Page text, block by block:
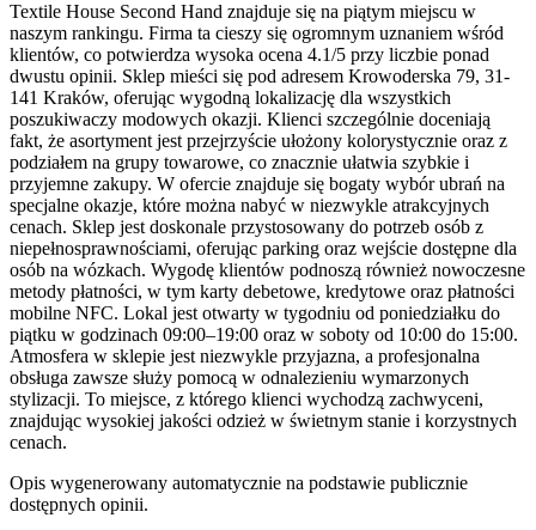
Textile House Second Hand znajduje się na piątym miejscu w
naszym rankingu. Firma ta cieszy się ogromnym uznaniem wśród
klientów, co potwierdza wysoka ocena 4.1/5 przy liczbie ponad
dwustu opinii. Sklep mieści się pod adresem Krowoderska 79, 31-
141 Kraków, oferując wygodną lokalizację dla wszystkich
poszukiwaczy modowych okazji. Klienci szczególnie doceniają
fakt, że asortyment jest przejrzyście ułożony kolorystycznie oraz z
podziałem na grupy towarowe, co znacznie ułatwia szybkie i
przyjemne zakupy. W ofercie znajduje się bogaty wybór ubrań na
specjalne okazje, które można nabyć w niezwykle atrakcyjnych
cenach. Sklep jest doskonale przystosowany do potrzeb osób z
niepełnosprawnościami, oferując parking oraz wejście dostępne dla
osób na wózkach. Wygodę klientów podnoszą również nowoczesne
metody płatności, w tym karty debetowe, kredytowe oraz płatności
mobilne NFC. Lokal jest otwarty w tygodniu od poniedziałku do
piątku w godzinach 09:00–19:00 oraz w soboty od 10:00 do 15:00.
Atmosfera w sklepie jest niezwykle przyjazna, a profesjonalna
obsługa zawsze służy pomocą w odnalezieniu wymarzonych
stylizacji. To miejsce, z którego klienci wychodzą zachwyceni,
znajdując wysokiej jakości odzież w świetnym stanie i korzystnych
cenach.
Opis wygenerowany automatycznie na podstawie publicznie
dostępnych opinii.